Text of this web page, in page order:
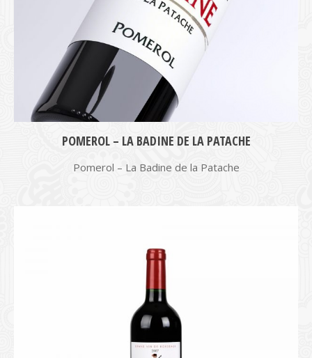
POMEROL – LA BADINE DE LA PATACHE
Pomerol – La Badine de la Patache